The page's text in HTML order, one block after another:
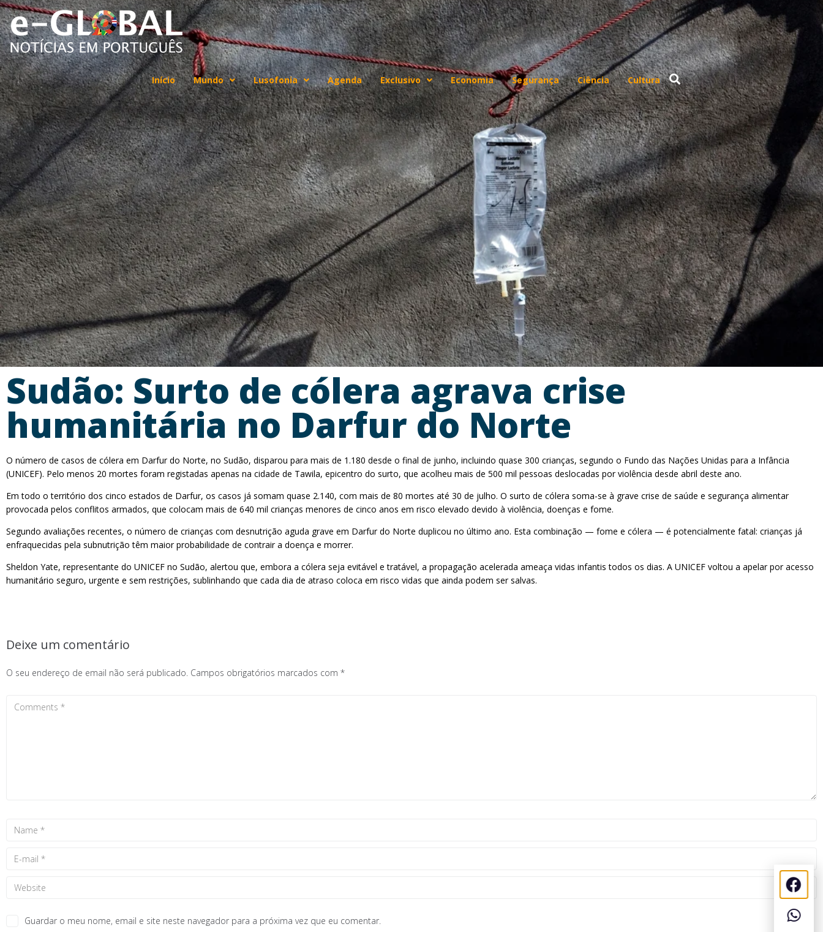
Início Mundo Lusofonia Agenda Exclusivo Economia Segurança Ciência Cultura
Sudão: Surto de cólera agrava crise
humanitária no Darfur do Norte
O número de casos de cólera em Darfur do Norte, no Sudão, disparou para mais de 1.180 desde o final de junho, incluindo quase 300 crianças, segundo o Fundo das Nações Unidas para a Infância
(UNICEF). Pelo menos 20 mortes foram registadas apenas na cidade de Tawila, epicentro do surto, que acolheu mais de 500 mil pessoas deslocadas por violência desde abril deste ano.
Em todo o território dos cinco estados de Darfur, os casos já somam quase 2.140, com mais de 80 mortes até 30 de julho. O surto de cólera soma-se à grave crise de saúde e segurança alimentar
provocada pelos conflitos armados, que colocam mais de 640 mil crianças menores de cinco anos em risco elevado devido à violência, doenças e fome.
Segundo avaliações recentes, o número de crianças com desnutrição aguda grave em Darfur do Norte duplicou no último ano. Esta combinação — fome e cólera — é potencialmente fatal: crianças já
enfraquecidas pela subnutrição têm maior probabilidade de contrair a doença e morrer.
Sheldon Yate, representante do UNICEF no Sudão, alertou que, embora a cólera seja evitável e tratável, a propagação acelerada ameaça vidas infantis todos os dias. A UNICEF voltou a apelar por acesso
humanitário seguro, urgente e sem restrições, sublinhando que cada dia de atraso coloca em risco vidas que ainda podem ser salvas.
Deixe um comentário
O seu endereço de email não será publicado. Campos obrigatórios marcados com *
Guardar o meu nome, email e site neste navegador para a próxima vez que eu comentar.